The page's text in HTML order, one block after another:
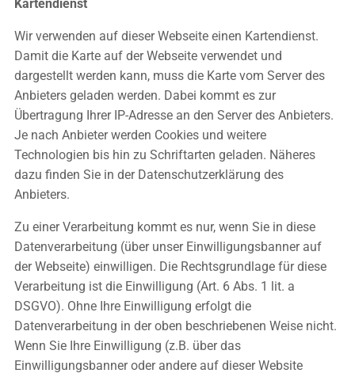
Kartendienst
Wir verwenden auf dieser Webseite einen Kartendienst.
Damit die Karte auf der Webseite verwendet und
dargestellt werden kann, muss die Karte vom Server des
Anbieters geladen werden. Dabei kommt es zur
Übertragung Ihrer IP-Adresse an den Server des Anbieters.
Je nach Anbieter werden Cookies und weitere
Technologien bis hin zu Schriftarten geladen. Näheres
dazu finden Sie in der Datenschutzerklärung des
Anbieters.
Zu einer Verarbeitung kommt es nur, wenn Sie in diese
Datenverarbeitung (über unser Einwilligungsbanner auf
der Webseite) einwilligen. Die Rechtsgrundlage für diese
Verarbeitung ist die Einwilligung (Art. 6 Abs. 1 lit. a
DSGVO). Ohne Ihre Einwilligung erfolgt die
Datenverarbeitung in der oben beschriebenen Weise nicht.
Wenn Sie Ihre Einwilligung (z.B. über das
Einwilligungsbanner oder andere auf dieser Website